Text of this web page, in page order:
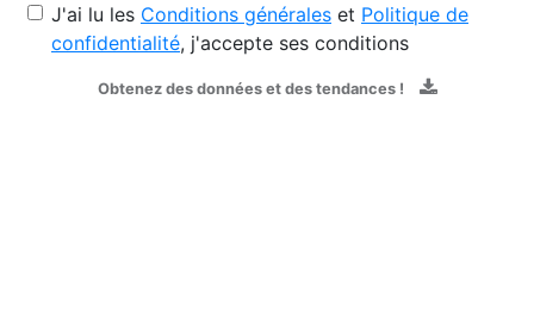
J'ai lu les Conditions générales et Politique de
confidentialité, j'accepte ses conditions
Obtenez des données et des tendances !